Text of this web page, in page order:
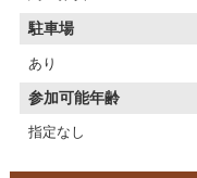
駐車場
あり
参加可能年齢
指定なし